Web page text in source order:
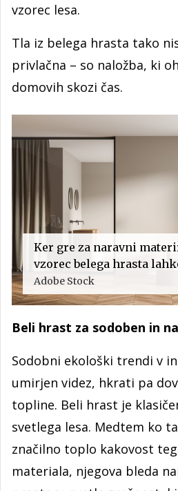
vzorec lesa.
Tla iz belega hrasta tako
privlačna – so naložba, ki
domovih skozi čas.
Ker gre za naravni
vzorec belega hrasta
Adobe Stock
Beli hrast za sodoben in
Sodobni ekološki trendi v
umirjen videz, hkrati pa
topline. Beli hrast je
svetlega lesa. Medtem ko
značilno toplo kakovost
materiala, njegova bleda